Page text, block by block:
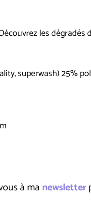
à ma newsletter
les
superwash) 25%